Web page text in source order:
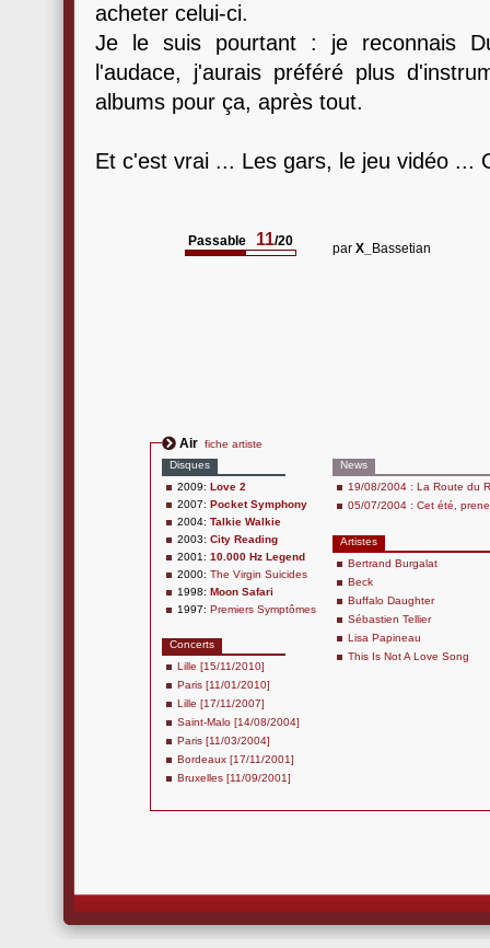
acheter celui-ci.
Je le suis pourtant : je reconnais
l'audace, j'aurais préféré plus
albums pour ça, après tout.
Et c'est vrai ... Les gars, le jeu vidéo ...
Passable 11/20 par X_ Bassetian
Air fiche artiste
Disques
2009: Love 2
2007: Pocket Symphony
2004: Talkie Walkie
2003: City Reading
2001: 10.000 Hz Legend
2000: The Virgin Suicides
1998: Moon Safari
1997: Premiers Symptômes
Concerts
Lille [15/11/2010]
Paris [11/01/2010]
Lille [17/11/2007]
Saint-Malo [14/08/2004]
Paris [11/03/2004]
Bordeaux [17/11/2001]
Bruxelles [11/09/2001]
News
19/08/2004 : La Route du
05/07/2004 : Cet été,
Artistes
Bertrand Burgalat
Beck
Buffalo Daughter
Sébastien Tellier
Lisa Papineau
This Is Not A Love Song